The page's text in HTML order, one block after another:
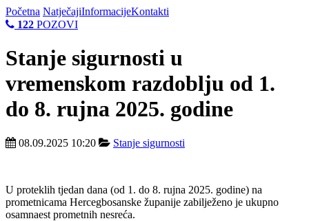
Početna NatječajiInformacijeKontakti
122 POZOVI
Stanje sigurnosti u
vremenskom razdoblju od 1.
do 8. rujna 2025. godine
08.09.2025 10:20 Stanje sigurnosti
U proteklih tjedan dana (od 1. do 8. rujna 2025. godine) na
prometnicama Hercegbosanske županije zabilježeno je ukupno
osamnaest prometnih nesreća.